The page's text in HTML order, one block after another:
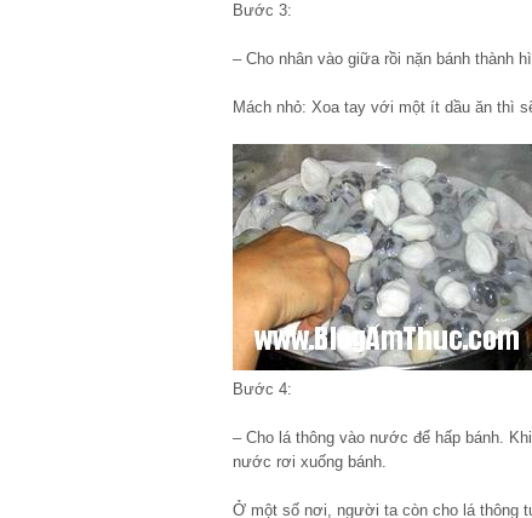
Bước 3:
– Cho nhân vào giữa rồi nặn bánh thành
Mách nhỏ: Xoa tay với một ít dầu ăn thì
Bước 4:
– Cho lá thông vào nước để hấp bánh.
nước rơi xuống bánh.
Ở một số nơi, người ta còn cho lá thông